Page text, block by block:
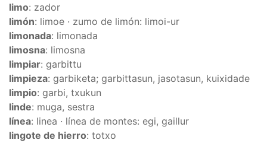
limo: zador
limón: limoe · zumo de limón: limoi-ur
limonada: limonada
limosna: limosna
limpiar: garbittu
limpieza: garbiketa; garbittasun, jasotasun, kuixidade
limpio: garbi, txukun
linde: muga, sestra
línea: linea · línea de montes: egi, gaillur
lingote de hierro: totxo